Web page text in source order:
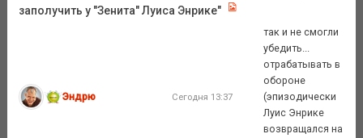
заполучить у "Зенита" Луиса Энрике"
Эндрю Сегодня 13:37
так и не смогли
убедить...
отрабатывать в
обороне
(эпизодически
Луис Энрике
возвращался на